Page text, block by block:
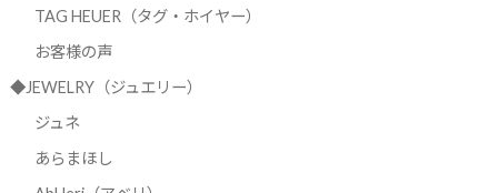
TAG HEUER（タグ・ホイヤー）
お客様の声
◆JEWELRY（ジュエリー）
ジュネ
あらまほし